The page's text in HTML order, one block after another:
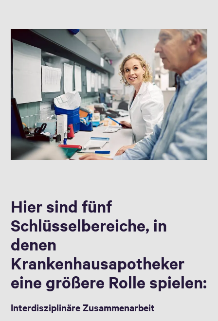
Hier sind fünf
Schlüsselbereiche, in
denen
Krankenhausapotheker
eine größere Rolle spielen:
Interdisziplinäre Zusammenarbeit